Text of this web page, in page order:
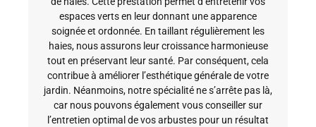
espaces verts en leur donnant une apparence
soignée et ordonnée. En taillant régulièrement les
haies, nous assurons leur croissance harmonieuse
tout en préservant leur santé. Par conséquent, cela
contribue à améliorer l’esthétique générale de votre
jardin. Néanmoins, notre spécialité ne s’arrête pas là,
car nous pouvons également vous conseiller sur
l’entretien optimal de vos arbustes pour un résultat